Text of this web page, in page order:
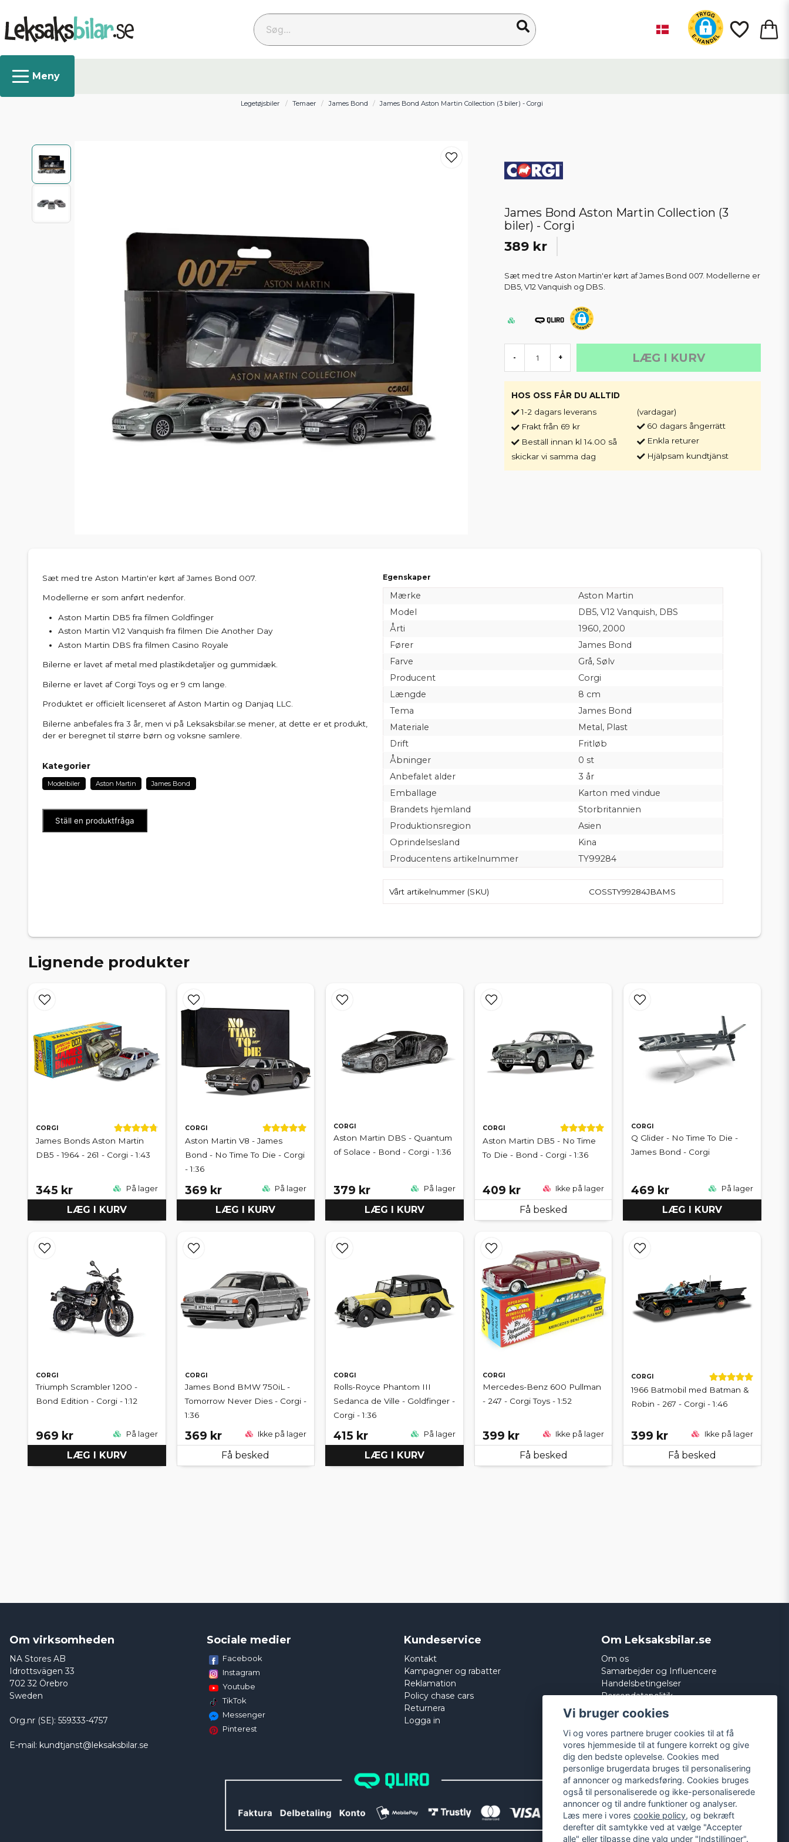
Søg...
Legetøjsbiler Temaer James Bond James Bond Aston Martin Collection (3 biler) - Corgi
James Bond Aston Martin Collection (3
biler) - Corgi
389 kr
Sæt med tre Aston Martin'er kørt af James Bond 007. Modellerne er
DB5, V12 Vanquish og DBS.
- + LÆG I KURV
HOS OSS FÅR DU ALLTID
1-2 dagars leverans
Frakt från 69 kr
Beställ innan kl 14.00 så
skickar vi samma dag
(vardagar)
60 dagars ångerrätt
Enkla returer
Hjälpsam kundtjänst
Sæt med tre Aston Martin'er kørt af James Bond 007.
Modellerne er som anført nedenfor.
Aston Martin DB5 fra filmen Goldfinger
Aston Martin V12 Vanquish fra filmen Die Another Day
Aston Martin DBS fra filmen Casino Royale
Bilerne er lavet af metal med plastikdetaljer og gummidæk.
Bilerne er lavet af Corgi Toys og er 9 cm lange.
Produktet er officielt licenseret af Aston Martin og Danjaq LLC.
Bilerne anbefales fra 3 år, men vi på Leksaksbilar.se mener, at dette er et produkt,
der er beregnet til større børn og voksne samlere.
Kategorier
Modelbiler Aston Martin James Bond
Ställ en produktfråga
Egenskaper
Mærke
Aston Martin
Model
DB5, V12 Vanquish, DBS
Årti
1960, 2000
Fører
James Bond
Farve
Grå, Sølv
Producent
Corgi
Længde
8 cm
Tema
James Bond
Materiale
Metal, Plast
Drift
Fritløb
Åbninger
0 st
Anbefalet alder
3 år
Emballage
Karton med vindue
Brandets hjemland
Storbritannien
Produktionsregion
Asien
Oprindelsesland
Kina
Producentens artikelnummer
TY99284
Vårt artikelnummer (SKU) COSSTY99284JBAMS
Lignende produkter
CORGI
James Bonds Aston Martin
DB5 - 1964 - 261 - Corgi - 1:43
345 kr På lager
LÆG I KURV
CORGI
Aston Martin V8 - James
Bond - No Time To Die - Corgi
- 1:36
369 kr På lager
LÆG I KURV
CORGI
Aston Martin DBS - Quantum
of Solace - Bond - Corgi - 1:36
379 kr På lager
LÆG I KURV
CORGI
Aston Martin DB5 - No Time
To Die - Bond - Corgi - 1:36
409 kr Ikke på lager
Få besked
CORGI
Q Glider - No Time To Die -
James Bond - Corgi
469 kr På lager
LÆG I KURV
CORGI
Triumph Scrambler 1200 -
Bond Edition - Corgi - 1:12
969 kr På lager
LÆG I KURV
CORGI
James Bond BMW 750iL -
Tomorrow Never Dies - Corgi -
1:36
369 kr Ikke på lager
Få besked
CORGI
Rolls-Royce Phantom III
Sedanca de Ville - Goldfinger -
Corgi - 1:36
415 kr På lager
LÆG I KURV
CORGI
Mercedes-Benz 600 Pullman
- 247 - Corgi Toys - 1:52
399 kr Ikke på lager
Få besked
CORGI
1966 Batmobil med Batman &
Robin - 267 - Corgi - 1:46
399 kr Ikke på lager
Få besked
Om virksomheden
NA Stores AB
Idrottsvägen 33
702 32 Örebro
Sweden
Org.nr (SE): 559333-4757
E-mail: kundtjanst@leksaksbilar.se
Sociale medier
Facebook
Instagram
Youtube
TikTok
Messenger
Pinterest
Kundeservice
Kontakt
Kampagner og rabatter
Reklamation
Policy chase cars
Returnera
Logga in
Om Leksaksbilar.se
Om os
Samarbejder og Influencere
Handelsbetingelser
Persondatapolitik
Cookies
Vi bruger cookies
Vi og vores partnere bruger cookies til at få
vores hjemmeside til at fungere korrekt og give
dig den bedste oplevelse. Cookies med
personlige brugerdata bruges til personalisering
af annoncer og markedsføring. Cookies bruges
også til personaliserede og ikke-personaliserede
annoncer og til andre funktioner og analyser.
Læs mere i vorescookie policy, og bekræft
derefter dit samtykke ved at vælge "Accepter
alle" eller tilpasse dine valg under "Indstillinger".